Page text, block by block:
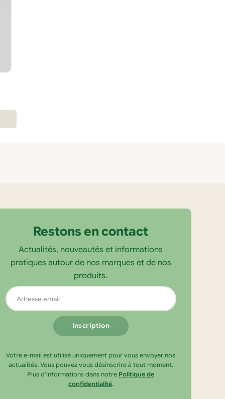
Restons en contact
Actualités, nouveautés et informations
pratiques autour de nos marques et de nos
produits.
Adresse
email
Votre e-mail est utilisé uniquement pour vous envoyer nos
actualités. Vous pouvez vous désinscrire à tout moment.
Plus d’informations dans notre Politique de
confidentialité.